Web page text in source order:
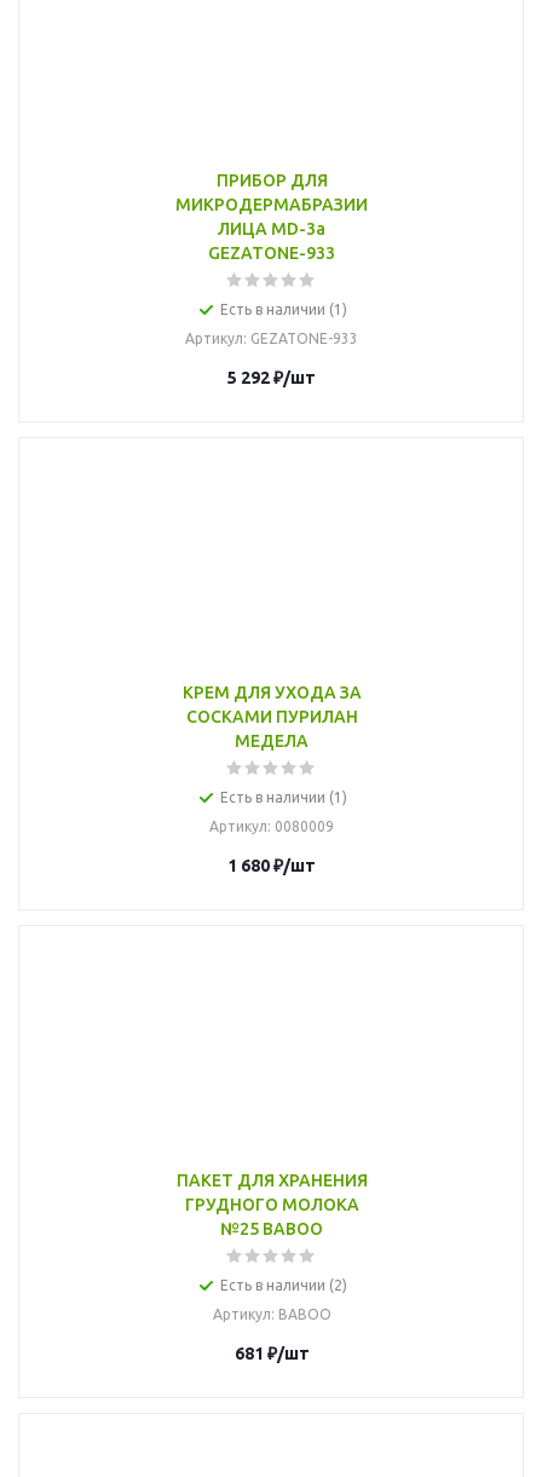
ПРИБОР ДЛЯ
МИКРОДЕРМАБРАЗИИ
ЛИЦА MD-3a
GEZATONE-933
Есть в наличии (1)
Артикул: GEZATONE-933
5 292₽/шт
КРЕМ ДЛЯ УХОДА ЗА
СОСКАМИ ПУРИЛАН
МЕДЕЛА
Есть в наличии (1)
Артикул: 0080009
1 680₽/шт
ПАКЕТ ДЛЯ ХРАНЕНИЯ
ГРУДНОГО МОЛОКА
№25 BABOO
Есть в наличии (2)
Артикул: BABOO
681 ₽/шт